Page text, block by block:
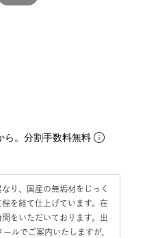
ら。分割手数料無料
り、国産の無垢材をじっく
を経て仕上げています。在
をいただいております。出
ルでご案内いたしますが、